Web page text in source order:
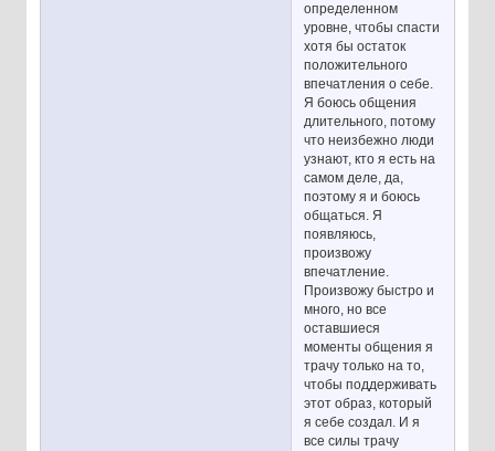
определенном
уровне, чтобы спасти
хотя бы остаток
положительного
впечатления о себе.
Я боюсь общения
длительного, потому
что неизбежно люди
узнают, кто я есть на
самом деле, да,
поэтому я и боюсь
общаться. Я
появляюсь,
произвожу
впечатление.
Произвожу быстро и
много, но все
оставшиеся
моменты общения я
трачу только на то,
чтобы поддерживать
этот образ, который
я себе создал. И я
все силы трачу